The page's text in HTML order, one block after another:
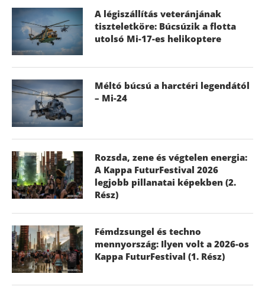
A légiszállítás veteránjának
tiszteletköre: Búcsúzik a flotta
utolsó Mi-17-es helikoptere
Méltó búcsú a harctéri legendától
– Mi-24
Rozsda, zene és végtelen energia:
A Kappa FuturFestival 2026
legjobb pillanatai képekben (2.
Rész)
Fémdzsungel és techno
mennyország: Ilyen volt a 2026-os
Kappa FuturFestival (1. Rész)